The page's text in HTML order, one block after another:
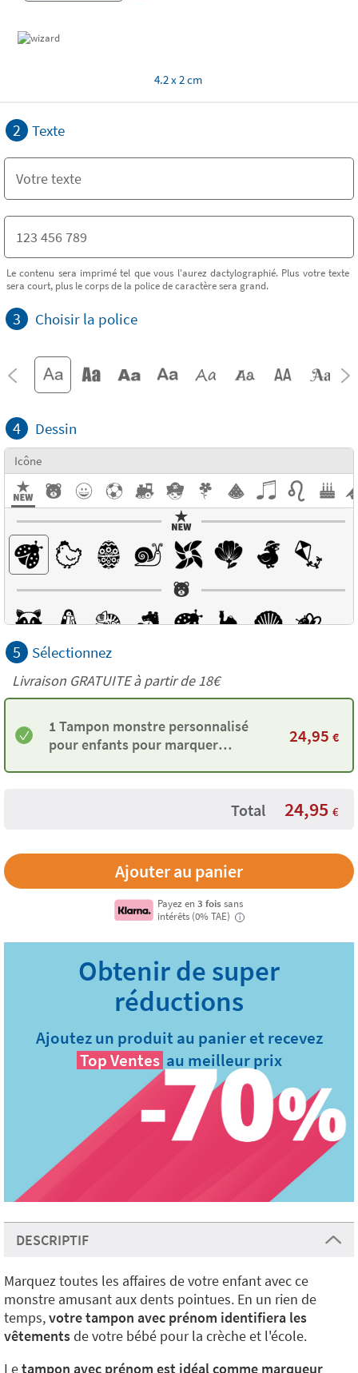
4.2 x 2 cm
2 Texte
Le contenu sera imprimé tel que vous l'aurez dactylographié. Plus votre texte
sera court, plus le corps de la police de caractère sera grand.
3 Choisir la police
4 Dessin
Icône
5 Sélectionnez
Livraison GRATUITE à partir de18€
1 Tampon monstre personnalisé
pour enfants pour marquer
24,95 €
Total 24,95 €
Payez en 3 fois sans
intérêts (0% TAE)
i
Ajoutez un produit au panier et recevez
Top Ventes au meilleur prix
DESCRIPTIF
Marquez toutes les affaires de votre enfant avec ce
monstre amusant aux dents pointues. En un rien de
temps,votre tampon avec prénom identifiera les
vêtementsde votre bébé pour la crèche et l'école.
Letampon avec prénom est idéal comme marqueur